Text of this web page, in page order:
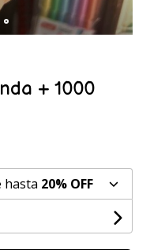
+ 1000
hasta 20% OFF